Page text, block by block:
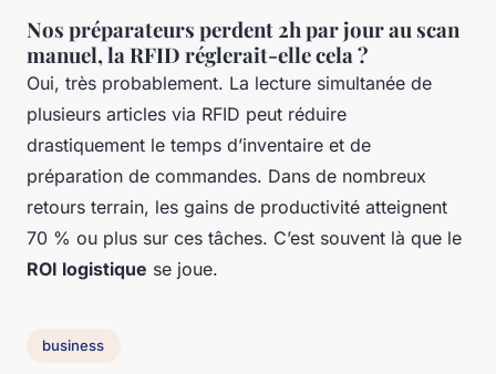
Nos préparateurs perdent 2h par jour au scan
manuel, la RFID réglerait-elle cela ?
Oui, très probablement. La lecture simultanée de
plusieurs articles via RFID peut réduire
drastiquement le temps d’inventaire et de
préparation de commandes. Dans de nombreux
retours terrain, les gains de productivité atteignent
70 % ou plus sur ces tâches. C’est souvent là que le
ROI logistique se joue.
business